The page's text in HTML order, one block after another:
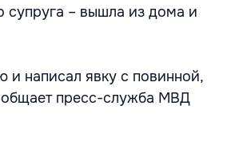
супруга – вышла из дома и
написал явку с повинной,
пресс-служба МВД